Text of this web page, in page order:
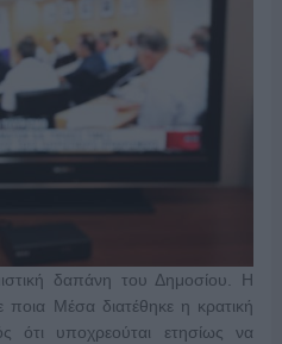
δαπάνη του Δημοσίου. Η
ποια Μέσα διατέθηκε η κρατική
ότι υποχρεούται ετησίως να